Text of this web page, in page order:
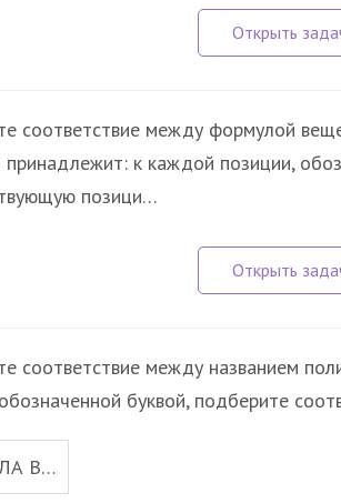
соответствие между формулой
принадлежит: к каждой позиции,
позици…
соответствие между названием
буквой, подберите
В…